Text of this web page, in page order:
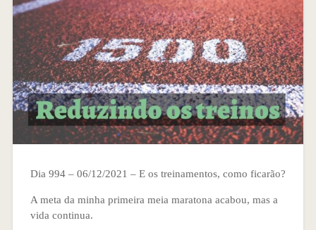
Dia 994 – 06/12/2021 – E os treinamentos, como ficarão?
A meta da minha primeira meia maratona acabou, mas a
vida continua.